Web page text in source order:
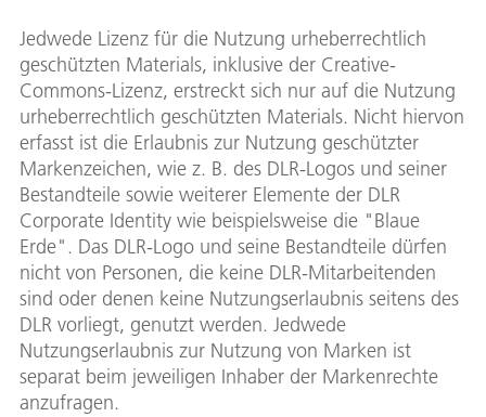
Jedwede Lizenz für die Nutzung urheberrechtlich
geschützten Materials, inklusive der Creative-
Commons-Lizenz, erstreckt sich nur auf die Nutzung
urheberrechtlich geschützten Materials. Nicht hiervon
erfasst ist die Erlaubnis zur Nutzung geschützter
Markenzeichen, wie z. B. des DLR-Logos und seiner
Bestandteile sowie weiterer Elemente der DLR
Corporate Identity wie beispielsweise die "Blaue
Erde". Das DLR-Logo und seine Bestandteile dürfen
nicht von Personen, die keine DLR-Mitarbeitenden
sind oder denen keine Nutzungserlaubnis seitens des
DLR vorliegt, genutzt werden. Jedwede
Nutzungserlaubnis zur Nutzung von Marken ist
separat beim jeweiligen Inhaber der Markenrechte
anzufragen.